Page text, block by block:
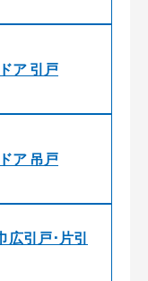
ア 引戸
ア 吊戸
広引戸･片引